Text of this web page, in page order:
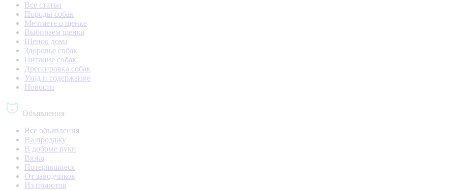
Все статьи
Породы собак
Мечтаете о щенке
Выбираем щенка
Щенок дома
Здоровье собак
Питание собак
Дрессировка собак
Уход и содержание
Новости
Объявления
Все объявления
На продажу
В добрые руки
Вязка
Потерявшиеся
От заводчиков
Из приютов